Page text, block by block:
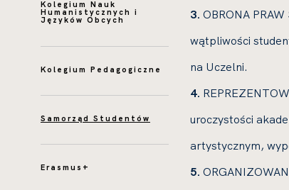
Kolegium Nauk
Humanistycznych i
Języków Obcych
Kolegium Pedagogiczne
Samorząd Studentów
Erasmus+
3. OBRONA
wątpliwości
na Uczelni.
4.
uroczystości
artystycznym,
5.